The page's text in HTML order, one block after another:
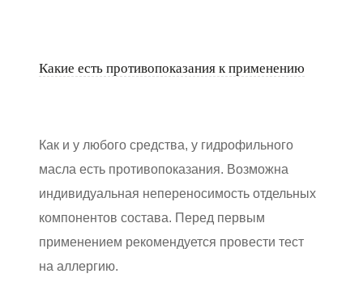
Какие есть противопоказания к применению
Как и у любого средства, у гидрофильного
масла есть противопоказания. Возможна
индивидуальная непереносимость отдельных
компонентов состава. Перед первым
применением рекомендуется провести тест
на аллергию.